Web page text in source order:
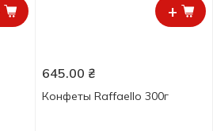
+
645.00 ₴
Конфеты Raffaello 300г